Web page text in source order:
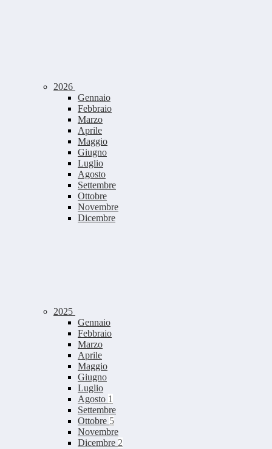
2026
Gennaio
Febbraio
Marzo
Aprile
Maggio
Giugno
Luglio
Agosto
Settembre
Ottobre
Novembre
Dicembre
2025
Gennaio
Febbraio
Marzo
Aprile
Maggio
Giugno
Luglio
Agosto 1
Settembre
Ottobre 5
Novembre
Dicembre 2